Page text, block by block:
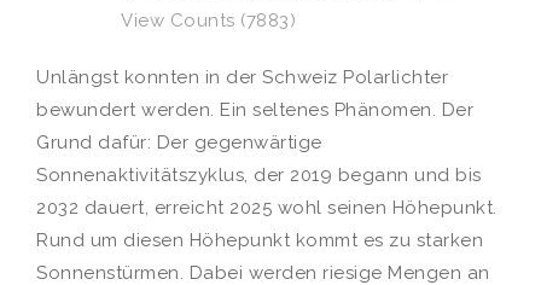
View Counts (7883)
Unlängst konnten in der Schweiz Polarlichter
bewundert werden. Ein seltenes Phänomen. Der
Grund dafür: Der gegenwärtige
Sonnenaktivitätszyklus, der 2019 begann und bis
2032 dauert, erreicht 2025 wohl seinen Höhepunkt.
Rund um diesen Höhepunkt kommt es zu starken
Sonnenstürmen. Dabei werden riesige Mengen an